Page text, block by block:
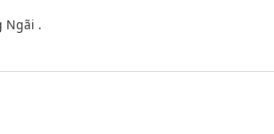
Ngãi .